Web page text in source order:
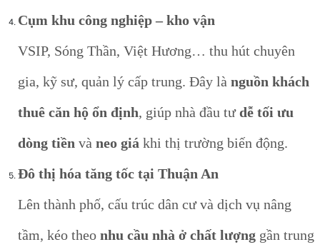
Cụm khu công nghiệp – kho vận
VSIP, Sóng Thần, Việt Hương… thu hút chuyên
gia, kỹ sư, quản lý cấp trung. Đây là nguồn khách
thuê căn hộ ổn định, giúp nhà đầu tưdễ tối ưu
dòng tiền và neo giá khi thị trường biến động.
Đô thị hóa tăng tốc tại Thuận An
Lên thành phố, cấu trúc dân cư và dịch vụ nâng
tầm, kéo theo nhu cầu nhà ở chất lượng gần trung